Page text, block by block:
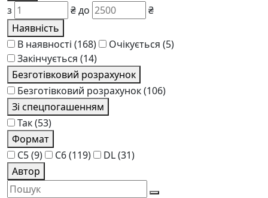
з
₴до
₴
Наявність
В наявності (168) Очікується (5)
Закінчується (14)
Безготівковий розрахунок
Безготівковий розрахунок(106)
Зі спецпогашенням
Так(53)
Формат
C5(9) C6(119) DL(31)
Автор